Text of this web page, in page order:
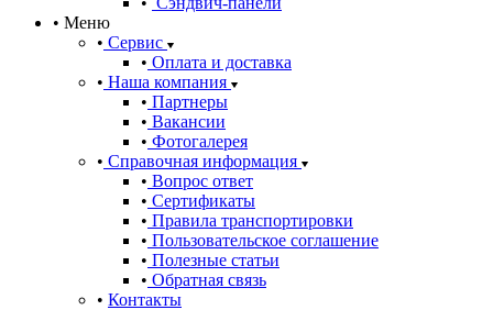
Меню
Сервис
Оплата и доставка
Наша компания
Партнеры
Вакансии
Фотогалерея
Справочная информация
Вопрос ответ
Сертификаты
Правила транспортировки
Пользовательское соглашение
Полезные статьи
Обратная связь
Контакты